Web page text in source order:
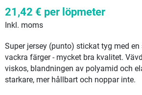
21,42 € per löpmeter
Inkl. moms
Super jersey (punto) stickat tyg med
vackra färger - mycket bra kvalitet.
viskos, blandningen av polyamid och
starkare, mer hållbart och noppar inte.